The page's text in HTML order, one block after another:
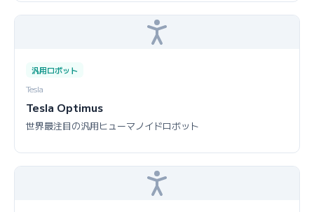
汎用ロボット
Tesla
Tesla Optimus
世界最注目の汎用ヒューマノイドロボット